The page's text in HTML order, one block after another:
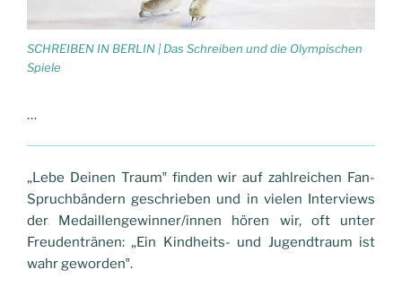
SCHREIBEN IN BERLIN | Das Schreiben und die Olympischen
Spiele
…
„Lebe Deinen Traum‟ finden wir auf zahlreichen Fan-
Spruchbändern geschrieben und in vielen Interviews
der Medaillengewinner/innen hören wir, oft unter
Freudentränen: „Ein Kindheits- und Jugendtraum ist
wahr geworden‟.